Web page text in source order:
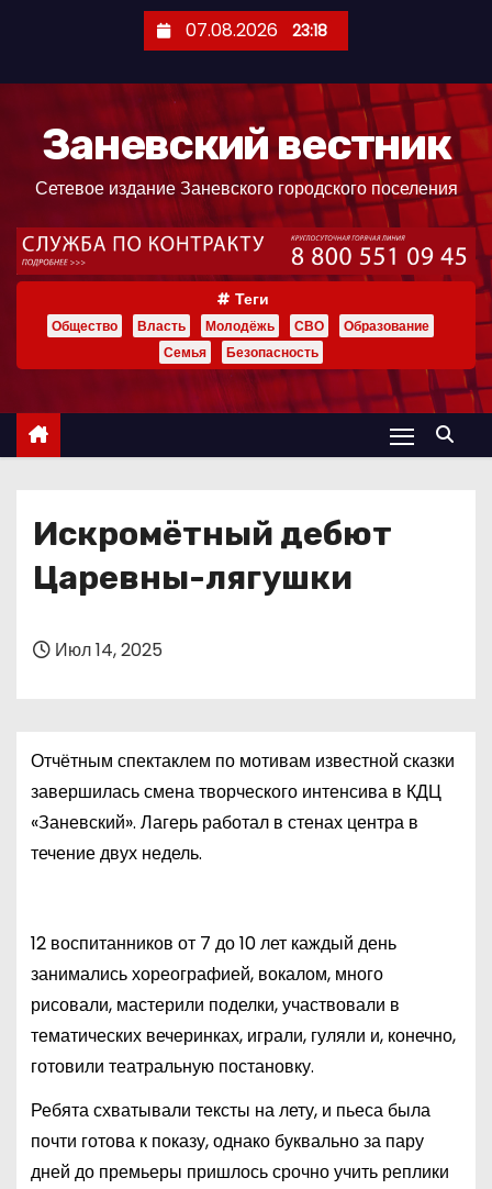
ж
07.08.2026 23:18
Заневский вестник
Сетевое издание Заневского городского поселения
Теги
Общество Власть Молодёжь СВО
Образование
Семья
Безопасность
Искромётный дебют
Царевны-лягушки
Июл 14, 2025
Отчётным спектаклем по мотивам известной сказки
завершилась смена творческого интенсива в КДЦ
«Заневский». Лагерь работал в стенах центра в
течение двух недель.
12 воспитанников от 7 до 10 лет каждый день
занимались хореографией, вокалом, много
рисовали, мастерили поделки, участвовали в
тематических вечеринках, играли, гуляли и, конечно,
готовили театральную постановку.
Ребята схватывали тексты на лету, и пьеса была
почти готова к показу, однако буквально за пару
дней до премьеры пришлось срочно учить реплики